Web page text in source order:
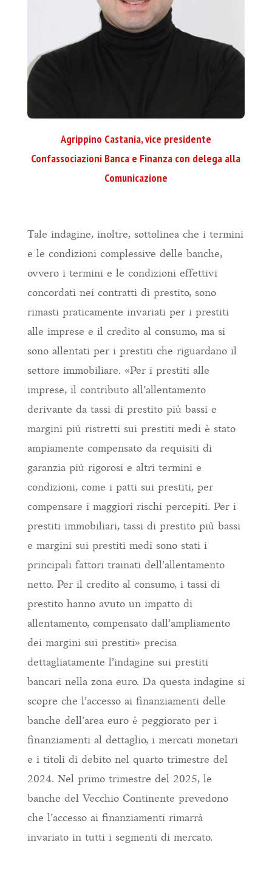
Agrippino Castania, vice presidente
Confassociazioni Banca e Finanza con delega alla
Comunicazione
Tale indagine, inoltre, sottolinea che i termini
e le condizioni complessive delle banche,
ovvero i termini e le condizioni effettivi
concordati nei contratti di prestito, sono
rimasti praticamente invariati per i prestiti
alle imprese e il credito al consumo, ma si
sono allentati per i prestiti che riguardano il
settore immobiliare. «Per i prestiti alle
imprese, il contributo all’allentamento
derivante da tassi di prestito più bassi e
margini più ristretti sui prestiti medi è stato
ampiamente compensato da requisiti di
garanzia più rigorosi e altri termini e
condizioni, come i patti sui prestiti, per
compensare i maggiori rischi percepiti. Per i
prestiti immobiliari, tassi di prestito più bassi
e margini sui prestiti medi sono stati i
principali fattori trainati dell’allentamento
netto. Per il credito al consumo, i tassi di
prestito hanno avuto un impatto di
allentamento, compensato dall’ampliamento
dei margini sui prestiti» precisa
dettagliatamente l’indagine sui prestiti
bancari nella zona euro. Da questa indagine si
scopre che l’accesso ai finanziamenti delle
banche dell’area euro è peggiorato per i
finanziamenti al dettaglio, i mercati monetari
e i titoli di debito nel quarto trimestre del
2024. Nel primo trimestre del 2025, le
banche del Vecchio Continente prevedono
che l’accesso ai finanziamenti rimarrà
invariato in tutti i segmenti di mercato.